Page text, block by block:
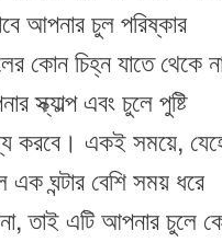
আপনার চুল পরিষ্কার
কোন চিহ্ন যাতে থেকে
স্ক্যাল্প এবং চুলে পুষ্টি
করবে। একই সময়ে,
ঘন্টার বেশি সময় ধরে
না, তাই এটি আপনার চুলে